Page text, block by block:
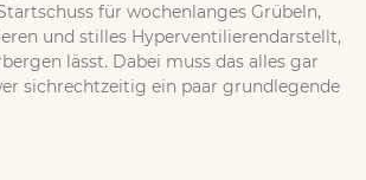
für wochenlanges Grübeln,
und stilles Hyperventilierendarstellt,
lässt. Dabei muss das alles gar
sichrechtzeitig ein paar grundlegende